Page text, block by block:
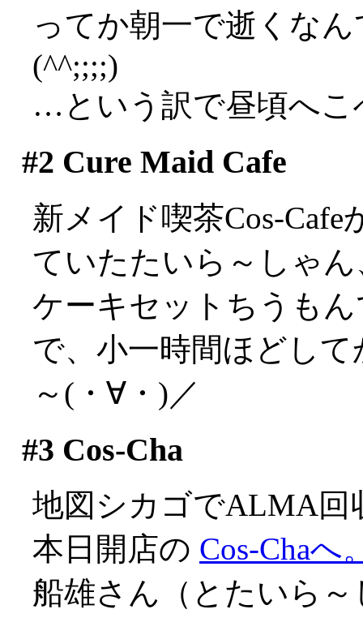
ってか朝一で逝くな
(^^;;;;)
…という訳で昼頃へこ
#2 Cure Maid Cafe
新メイド喫茶Cos-
ていたたいら～しゃ
ケーキセットちうも
で、小一時間ほどし
～(・∀・)／
#3 Cos-Cha
地図シカゴでALMA回
本日開店の Cos-Chaへ
船雄さん（とたいら